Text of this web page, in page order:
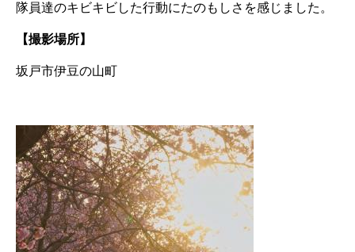
隊員達のキビキビした行動にたのもしさを感じました。
【撮影場所】
坂戸市伊豆の山町